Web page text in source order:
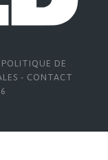
POLITIQUE DE
- CONTACT